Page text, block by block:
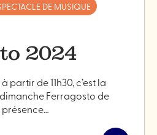
DE MUSIQUE
2024
partir de 11h30, c’est la
Ferragosto de